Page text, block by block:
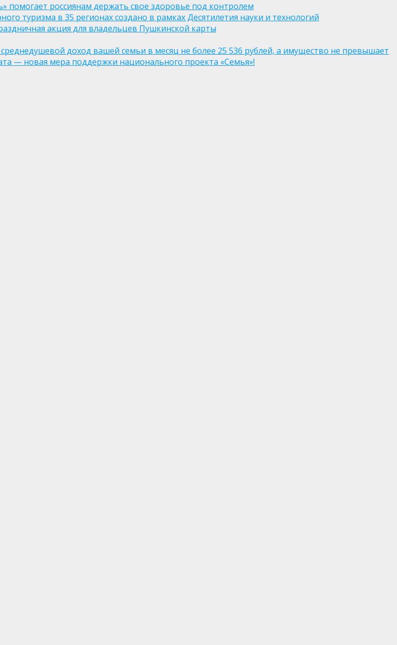
помогает россиянам держать свое здоровье под контролем
туризма в 35 регионах создано в рамках Десятилетия науки и технологий
акция для владельцев Пушкинской карты
доход вашей семьи в месяц не более 25 536 рублей, а имущество не превышает
— новая мера поддержки национального проекта «Семья»!